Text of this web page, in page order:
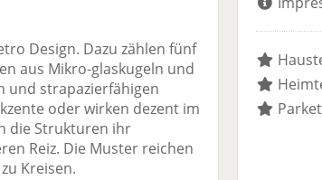
Design. Dazu zählen fünf
aus Mikro-glaskugeln und
und strapazierfähigen
oder wirken dezent im
die Strukturen ihr
Reiz. Die Muster reichen
Kreisen.